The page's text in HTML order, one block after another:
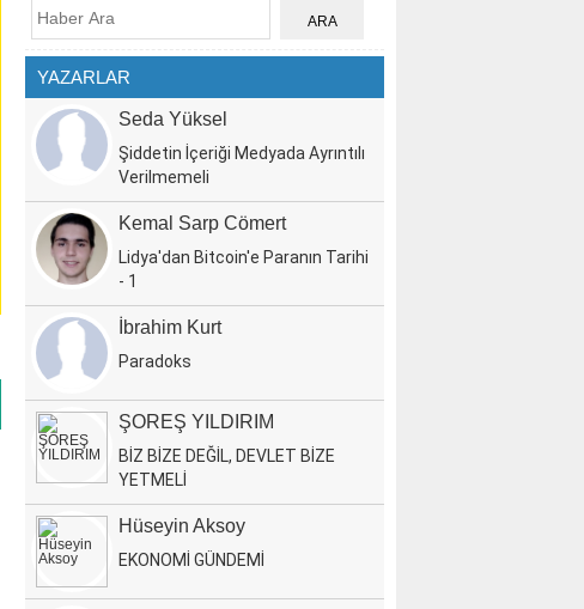
YAZARLAR
Seda Yüksel
Şiddetin İçeriği Medyada Ayrıntılı
Verilmemeli
Kemal Sarp Cömert
Lidya'dan Bitcoin'e Paranın Tarihi
- 1
İbrahim Kurt
Paradoks
ŞOREŞ YILDIRIM
BİZ BİZE DEĞİL, DEVLET BİZE
YETMELİ
Hüseyin Aksoy
EKONOMİ GÜNDEMİ